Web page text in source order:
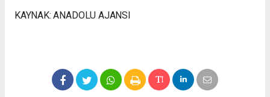
KAYNAK: ANADOLU AJANSI